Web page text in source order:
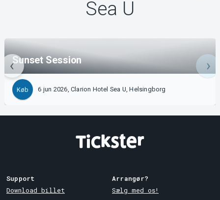
Sea U
Sunset Session
Køb 6 jun 2026, Clarion Hotel Sea U, Helsingborg
Support
Download billet
Arrangør?
Sælg med os!